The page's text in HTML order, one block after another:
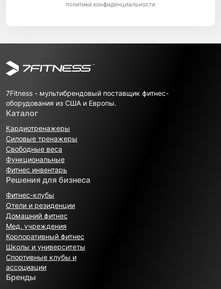
политики конфиденциальности
7Fitness - мультибрендовый поставщик фитнес-
оборудования из США и Европы.
Каталог
Кардиотренажеры
Силовые тренажеры
Свободные веса
Функциональные
Фитнес инвентарь
Решения для бизнеса
Фитнес-клубы
Отели и резиденции
Домашний фитнес
Мед. учреждения
Корпоративный фитнес
Школы и университеты
Спортивные клубы и
ассоциации
Бренды